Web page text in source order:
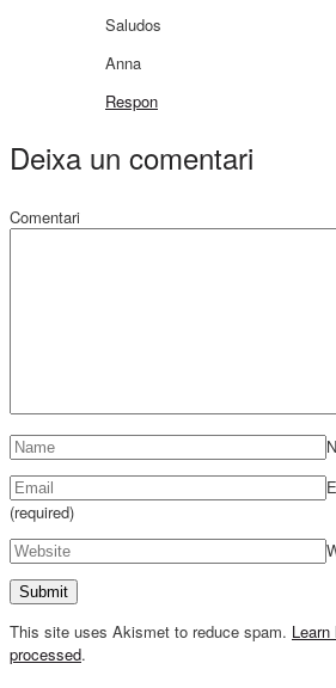
Saludos
Anna
Respon
Deixa un comentari
Comentari
(required)
This site uses Akismet to reduce spam.
processed.